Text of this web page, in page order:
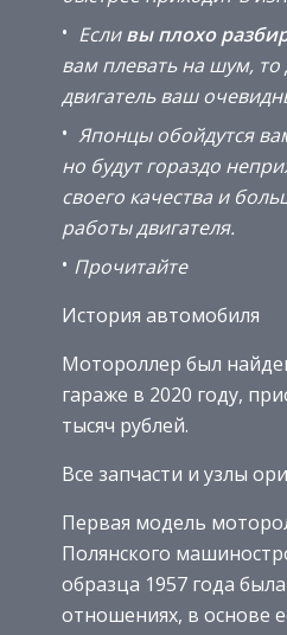
Есливы плохо
вам плевать на шум, то
двигатель ваш
Японцы обойдутся
но будут гораздо
своего качества и
работы двигателя.
Прочитайте
История автомобиля
Мотороллер был
гараже в 2020 году,
тысяч рублей.
Все запчасти и узлы
Первая модель
Полянского
образца 1957 года
отношениях, в основе